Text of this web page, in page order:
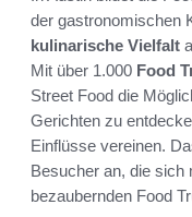
der gastronomischen
kulinarische Vielfalt
Mit über 1.000 Food
Street Food die
Gerichten zu
Einflüsse vereinen.
Besucher an, die sich
bezaubernden Food